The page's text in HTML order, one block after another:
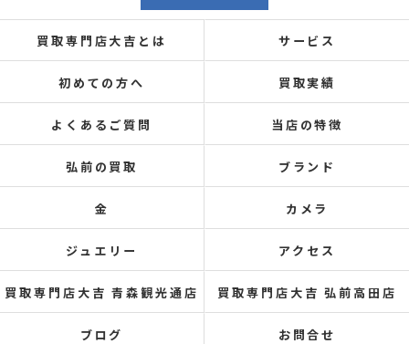
買取専門店大吉とは サービス
初めての方へ 買取実績
よくあるご質問 当店の特徴
弘前の買取 ブランド
金 カメラ
ジュエリー アクセス
買取専門店大吉 青森観光通店 買取専門店大吉 弘前高田店
ブログ お問合せ